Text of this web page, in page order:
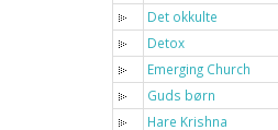
Det okkulte
Detox
Emerging Church
Guds børn
Hare Krishna